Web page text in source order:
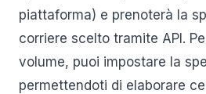
piattaforma) e prenoterà la
corriere scelto tramite API.
volume, puoi impostare la
permettendoti di elaborare